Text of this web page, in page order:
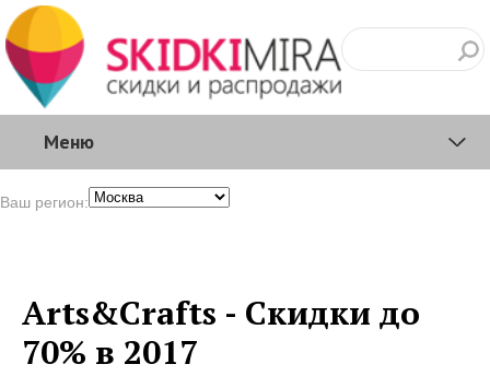
Меню
Ваш регион:
Arts&Crafts - Скидки до
70% в 2017